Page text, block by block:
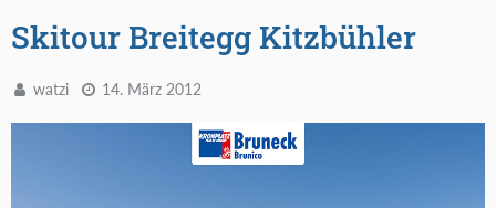
Skitour Breitegg Kitzbühler
watzi 14. März 2012